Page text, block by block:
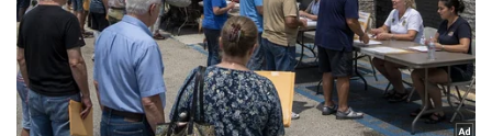
Thể thao
Bóng đá
Lịch thi đấu bóng đá
Thế giới thể thao
Ô tô - Xe máy
Ô tô
Xe máy
Tư vấn